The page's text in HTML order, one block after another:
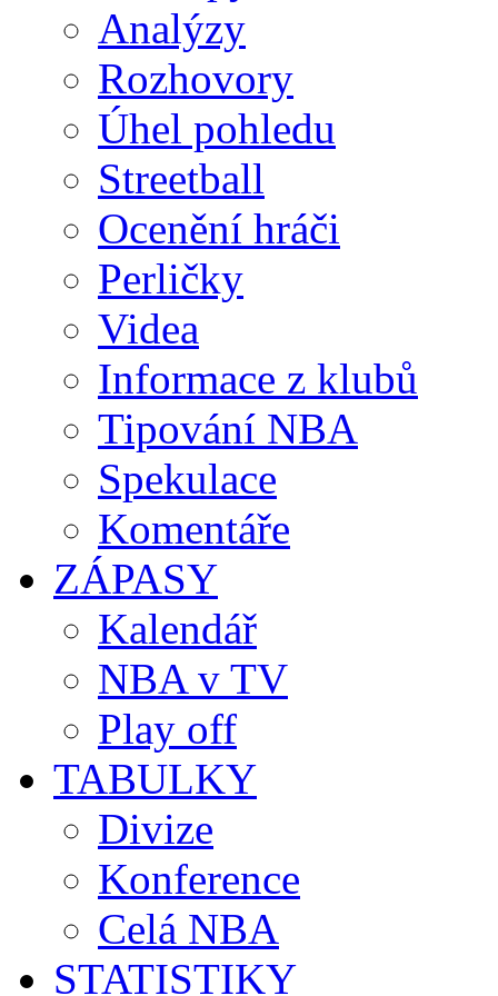
Analýzy
Rozhovory
Úhel pohledu
Streetball
Ocenění hráči
Perličky
Videa
Informace z klubů
Tipování NBA
Spekulace
Komentáře
ZÁPASY
Kalendář
NBA v TV
Play off
TABULKY
Divize
Konference
Celá NBA
STATISTIKY